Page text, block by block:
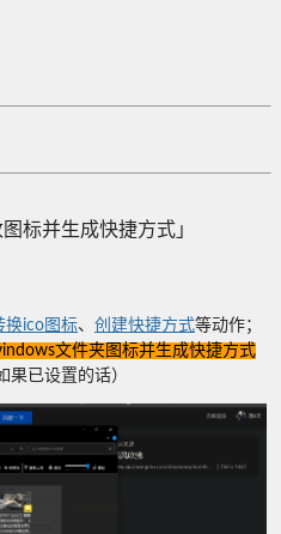
标并生成快捷方式」
换ico图标、 创建快捷方式等动作；
文件夹图标并生成快捷方式
果已设置的话）